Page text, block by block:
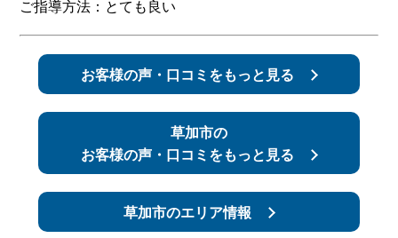
は
新着情報 会社概要
ご指導方法：とても良い
お客様の声・口コミをもっと見る
草加市の
お客様の声・口コミをもっと見る
草加市のエリア情報